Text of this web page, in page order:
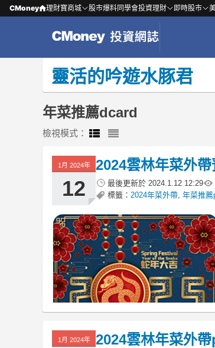
CMoney 理財寶商城 股市爆料同學會投資理財 即時股市
靈活的吟遊水豚君
年菜推薦dcard
檢視模式：
1月 2024年
12
2024雲林年菜外
最後更新於 2024.1.12 12:29
標籤： 2024年菜外帶 年菜推薦
1月 2024年 2024雲林年菜外